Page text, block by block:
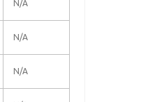
N/A
N/A
N/A